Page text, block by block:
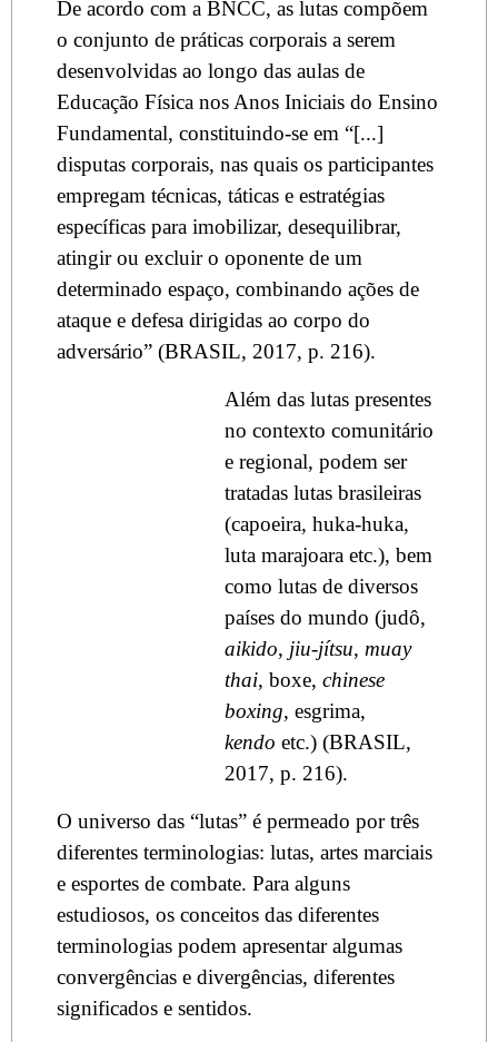
De acordo com a BNCC, as lutas compõem
o conjunto de práticas corporais a serem
desenvolvidas ao longo das aulas de
Educação Física nos Anos Iniciais do Ensino
Fundamental, constituindo-se em “[...]
disputas corporais, nas quais os participantes
empregam técnicas, táticas e estratégias
específicas para imobilizar, desequilibrar,
atingir ou excluir o oponente de um
determinado espaço, combinando ações de
ataque e defesa dirigidas ao corpo do
adversário” (BRASIL, 2017, p. 216).
Além das lutas presentes
no contexto comunitário
e regional, podem ser
tratadas lutas brasileiras
(capoeira, huka-huka,
luta marajoara etc.), bem
como lutas de diversos
países do mundo (judô,
aikido, jiu-jítsu, muay
thai, boxe,chinese
boxing, esgrima,
kendo etc.) (BRASIL,
2017, p. 216).
O universo das “lutas” é permeado por três
diferentes terminologias: lutas, artes marciais
e esportes de combate. Para alguns
estudiosos, os conceitos das diferentes
terminologias podem apresentar algumas
convergências e divergências, diferentes
significados e sentidos.